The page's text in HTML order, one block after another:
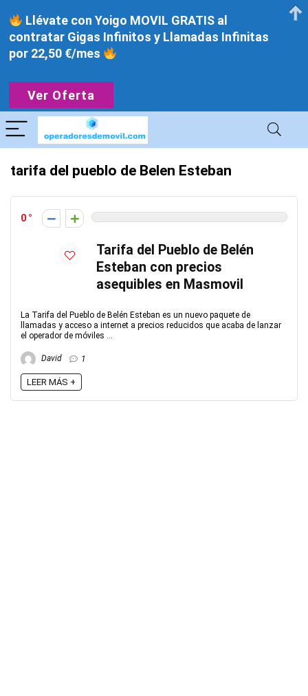
tarifa del pueblo de Belen Esteban
0
Tarifa del Pueblo de Belén
Esteban con precios
asequibles en Masmovil
La Tarifa del Pueblo de Belén Esteban es un nuevo paquete de
llamadas y acceso a internet a precios reducidos que acaba de lanzar
el operador de móviles ...
David 1
LEER MÁS +
Llévate con Yoigo MOVIL GRATIS al
contratar Gigas Infinitos y Llamadas Infinitas
por 22,50 €/mes
Ver Oferta